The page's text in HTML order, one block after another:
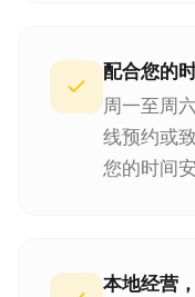
配合您的
周一至周
线预约或
您的时间安
本地经营